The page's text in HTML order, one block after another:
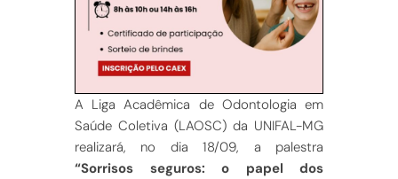
A Liga Acadêmica de Odontologia em
Saúde Coletiva (LAOSC) da UNIFAL-MG
realizará, no dia 18/09, a palestra
“Sorrisos seguros: o papel dos